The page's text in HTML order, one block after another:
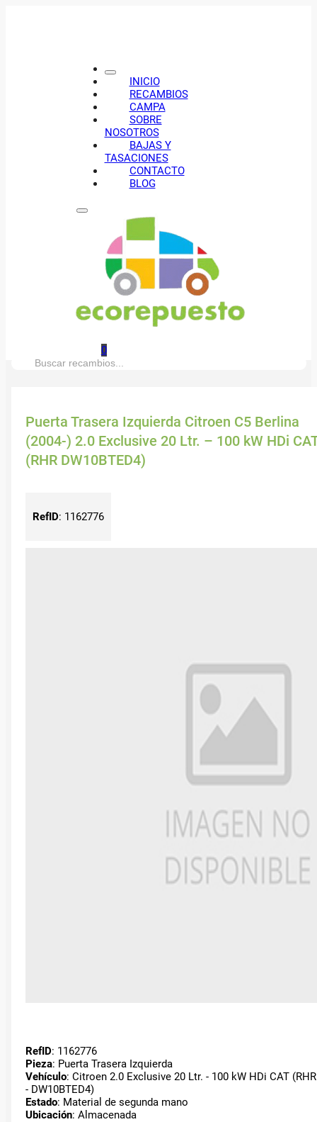
INICIO
RECAMBIOS
CAMPA
SOBRE
NOSOTROS
BAJAS Y
TASACIONES
CONTACTO
BLOG
0
Buscar:
Puerta Trasera Izquierda Citroen C5 Berlina
(2004-) 2.0 Exclusive 20 Ltr. – 100 kW HDi
(RHR DW10BTED4)
RefID: 1162776
RefID: 1162776
Pieza: Puerta Trasera Izquierda
Vehículo: Citroen 2.0 Exclusive 20 Ltr. - 100 kW HDi CAT (RHR
- DW10BTED4)
Estado: Material de segunda mano
Ubicación: Almacenada